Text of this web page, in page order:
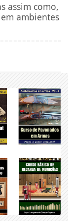
assim como,
ambientes